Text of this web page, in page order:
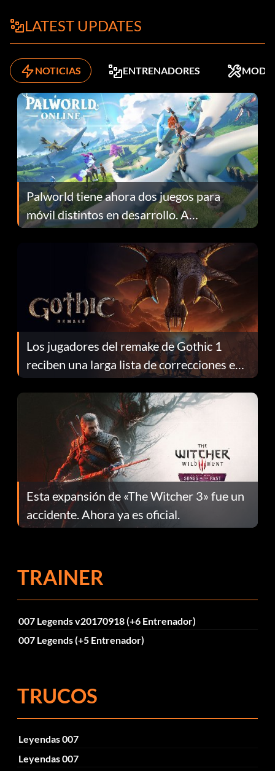
LATEST UPDATES
NOTICIAS ENTRENADORES MODS
Palworld tiene ahora dos juegos para
móvil distintos en desarrollo. A
continuación te explicamos por qué.
Los jugadores del remake de Gothic 1
reciben una larga lista de correcciones en
el parche 1.0.4
Esta expansión de «The Witcher 3» fue un
accidente. Ahora ya es oficial.
TRAINER
007 Legends v20170918 (+6 Entrenador)
007 Legends (+5 Entrenador)
TRUCOS
Leyendas 007
Leyendas 007